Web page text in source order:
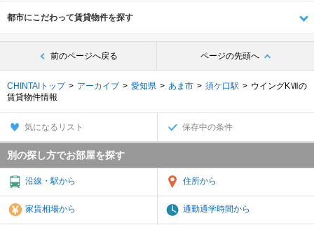
都市にこだわって賃貸物件を探す
前のページへ戻る ページの先頭へ
CHINTAIトップ アーカイブ 愛知県 あま市 須ケ口駅
ウイングKⅦの
賃貸物件情報
気になるリスト 保存中の条件
別の探し方でお部屋を探す
沿線・駅から 住所から
家賃相場から 通勤通学時間から